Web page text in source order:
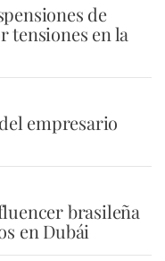
de
tensiones en la
empresario
brasileña
en Dubái